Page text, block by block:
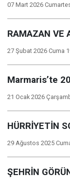
07 Mart 2026
RAMAZAN VE
27 Şubat 2026 Cuma
Marmaris’te
21 Ocak 2026
HÜRRİYETİN
29 Ağustos 2025
ŞEHRİN